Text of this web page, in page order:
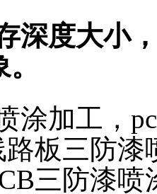
深度大小